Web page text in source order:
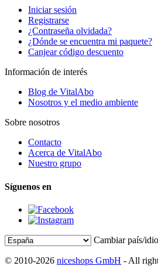
Iniciar sesión
Registrarse
¿Contraseña olvidada?
¿Dónde se encuentra mi paquete?
Canjear código descuento
Información de interés
Blog de VitalAbo
Nosotros y el medio ambiente
Sobre nosotros
Contacto
Acerca de VitalAbo
Nuestro grupo
Síguenos en
Cambiar país/
© 2010-2026 niceshops GmbH - All